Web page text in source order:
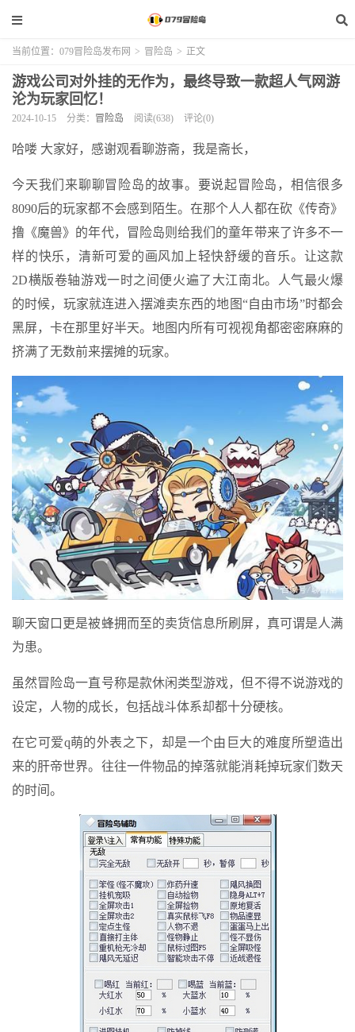
当前位置： 079冒险岛发布网 > 冒险岛 > 正文
游戏公司对外挂的无作为，最终导致一款超人气网游
沦为玩家回忆！
2024-10-15 分类： 冒险岛 阅读(638) 评论(0)
哈喽 大家好，感谢观看聊游斋，我是斋长，
今天我们来聊聊冒险岛的故事。要说起冒险岛，相信很多
8090后的玩家都不会感到陌生。在那个人人都在砍《传奇》
撸《魔兽》的年代，冒险岛则给我们的童年带来了许多不一
样的快乐，清新可爱的画风加上轻快舒缓的音乐。让这款
2D横版卷轴游戏一时之间便火遍了大江南北。人气最火爆
的时候，玩家就连进入摆滩卖东西的地图“自由市场”时都会
黑屏，卡在那里好半天。地图内所有可视视角都密密麻麻的
挤满了无数前来摆摊的玩家。
聊天窗口更是被蜂拥而至的卖货信息所刷屏，真可谓是人满
为患。
虽然冒险岛一直号称是款休闲类型游戏，但不得不说游戏的
设定，人物的成长，包括战斗体系却都十分硬核。
在它可爱q萌的外表之下，却是一个由巨大的难度所塑造出
来的肝帝世界。往往一件物品的掉落就能消耗掉玩家们数天
的时间。